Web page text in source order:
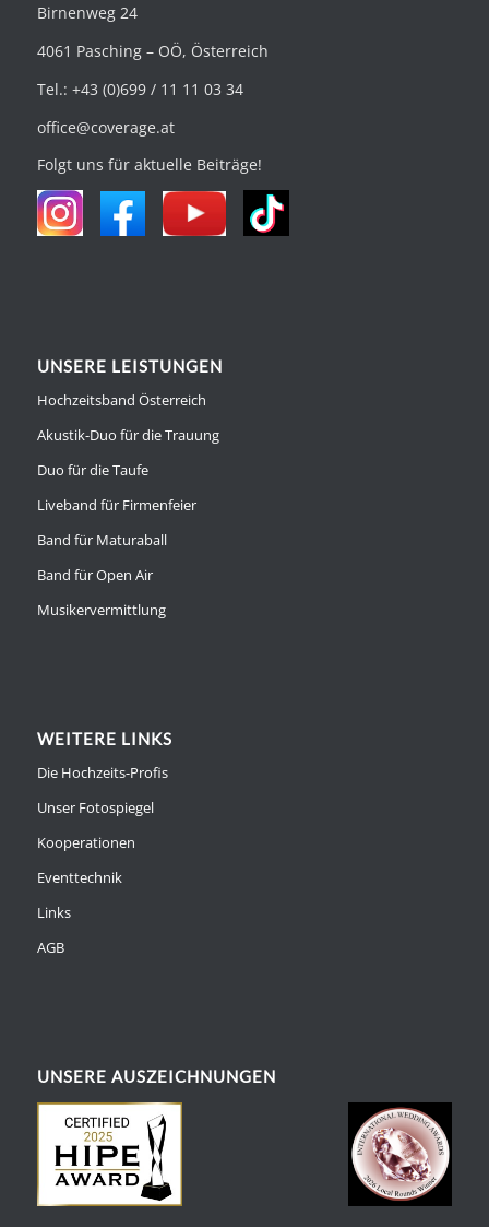
Birnenweg 24
4061 Pasching – OÖ, Österreich
Tel.: +43 (0)699 / 11 11 03 34
office@coverage.at
Folgt uns für aktuelle Beiträge!
UNSERE LEISTUNGEN
Hochzeitsband Österreich
Akustik-Duo für die Trauung
Duo für die Taufe
Liveband für Firmenfeier
Band für Maturaball
Band für Open Air
Musikervermittlung
WEITERE LINKS
Die Hochzeits-Profis
Unser Fotospiegel
Kooperationen
Eventtechnik
Links
AGB
UNSERE AUSZEICHNUNGEN